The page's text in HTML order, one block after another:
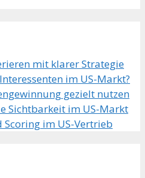
mit klarer Strategie
im US-Markt?
gezielt nutzen
Sichtbarkeit im US-Markt
Scoring im US-Vertrieb